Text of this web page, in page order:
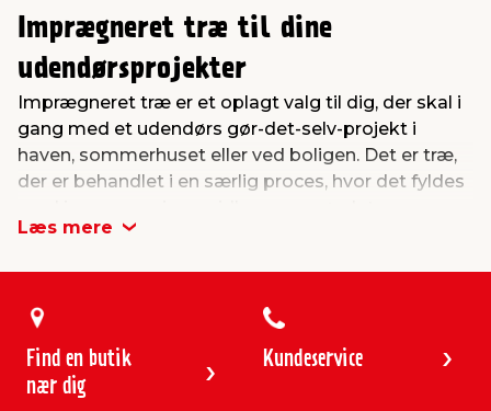
Imprægneret træ til dine
udendørsprojekter
Imprægneret træ er et oplagt valg til dig, der skal i
gang med et udendørs gør-det-selv-projekt i
haven, sommerhuset eller ved boligen. Det er træ,
der er behandlet i en særlig proces, hvor det fyldes
modstandsdygtigt over for fugt og råd. Derfor
fx skure, terrasser, hegn, carporte og
Når du vælger imprægneret træ, får du et
Læs mere
Find en butik
nær dig
Kundeservice